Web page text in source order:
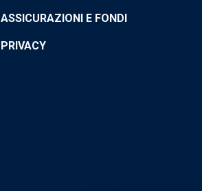
ASSICURAZIONI E FONDI
PRIVACY